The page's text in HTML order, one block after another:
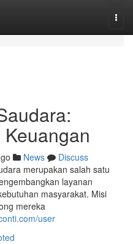
News
Discuss
merupakan salah satu
layanan
masyarakat. Misi
mereka
user